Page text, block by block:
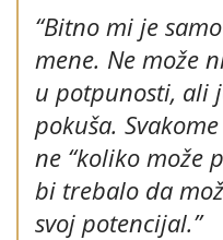
“Bitno mi je
mene. Ne može
u potpunosti, ali
pokuša.
ne “koliko može
bi trebalo da
svoj potencijal.”